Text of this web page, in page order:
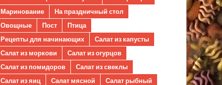
Маринование
На праздничный стол
Овощные
Пост
Птица
Рецепты для начинающих
Салат из капусты
Салат из моркови
Салат из огурцов
Салат из помидоров
Салат из свеклы
Салат из яиц
Салат мясной
Салат рыбный